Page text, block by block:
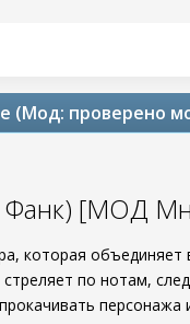
(Мод: проверено
Фанк) [МОД
которая объединяет
по нотам,
персонажа